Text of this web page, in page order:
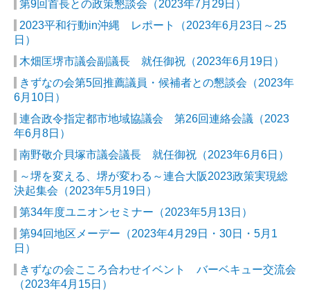
第9回首長との政策懇談会 （2023年7月29日）
2023平和行動in沖縄 レポート
（2023年6月23日～25
日）
木畑匡堺市議会副議長 就任御祝（2023年6月19日）
きずなの会第5回推薦議員・候補者との懇談会（2023年
6月10日）
連合政令指定都市地域協議会 第26回連絡会議（2023
年6月8日）
南野敬介貝塚市議会議長 就任御祝（2023年6月6日）
～堺を変える、堺が変わる～連合大阪2023政策実現総
決起集会（2023年5月19日）
第34年度ユニオンセミナー（2023年5月13日）
第94回地区メーデー（2023年4月29日・30日・5月1
日）
きずなの会こころ合わせイベント バーベキュー交流会
（2023年4月15日）